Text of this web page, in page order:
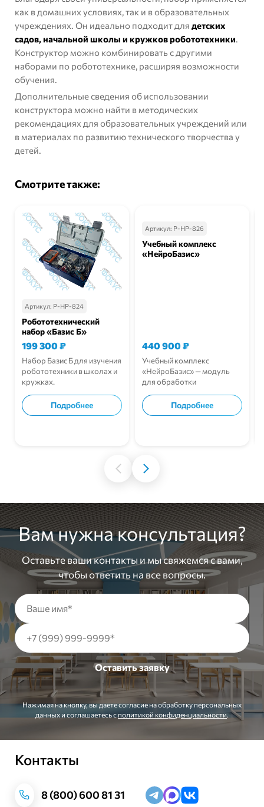
как в домашних условиях, так и в образовательных
учреждениях. Он идеально подходит для детских
садов, начальной школы и кружков робототехники.
Конструктор можно комбинировать с другими
наборами по робототехнике, расширяя возможности
обучения.
Дополнительные сведения об использовании
конструктора можно найти в методических
рекомендациях для образовательных учреждений или
в материалах по развитию технического творчества у
детей.
Смотрите также:
Артикул: Р-НР-824
Робототехнический
набор «Базис Б»
199 300₽
Набор Базис Б для изучения
робототехники в школах и
кружках.
Подробнее
Артикул: Р-НР-826
Учебный комплекс
«НейроБазис»
440 900₽
Учебный комплекс
«НейроБазис» — модуль
для обработки
нейросетей и
компьютерного зрения.
Подробнее
Вам нужна консультация?
Оставьте ваши контакты и мы свяжемся с вами,
чтобы ответить на все вопросы.
Нажимая на кнопку, вы даете согласие на обработку персональных
данных и соглашаетесь c политикой конфиденциальности
Контакты
8 (800) 600 81 31